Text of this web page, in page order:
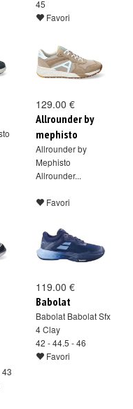
45
Favori
129.00 €
Allrounder by
mephisto
Allrounder by
Mephisto
Allrounder...
Favori
43
119.00 €
Babolat
Babolat Babolat Sfx
4 Clay
42 - 44.5 - 46
Favori